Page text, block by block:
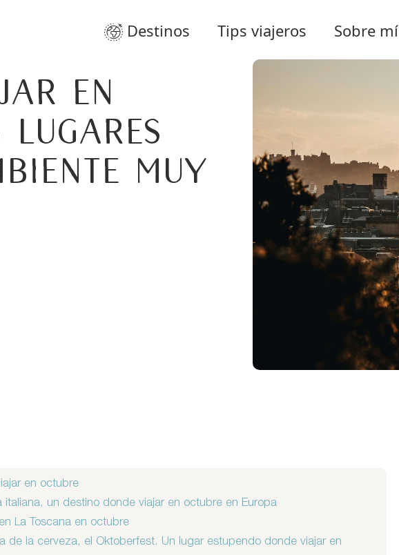
Destinos Tips viajeros Sobre mí
en
lugares
muy
en octubre
italiana, un destino donde viajar en octubre en Europa
La Toscana en octubre
de la cerveza, el Oktoberfest. Un lugar estupendo donde viajar en